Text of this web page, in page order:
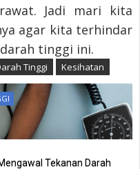
Jadi mari kita
agar kita terhindar
tinggi ini.
Tinggi Kesihatan
Tekanan Darah